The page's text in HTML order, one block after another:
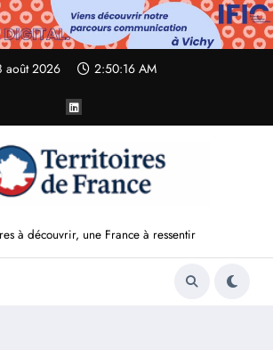
août 2026 2:50:17 AM
à découvrir, une France à ressentir